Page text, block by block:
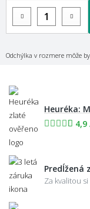
Odchýlka v rozmere môže
Heuréka:
4,9
Predĺžená
Za kvalitou